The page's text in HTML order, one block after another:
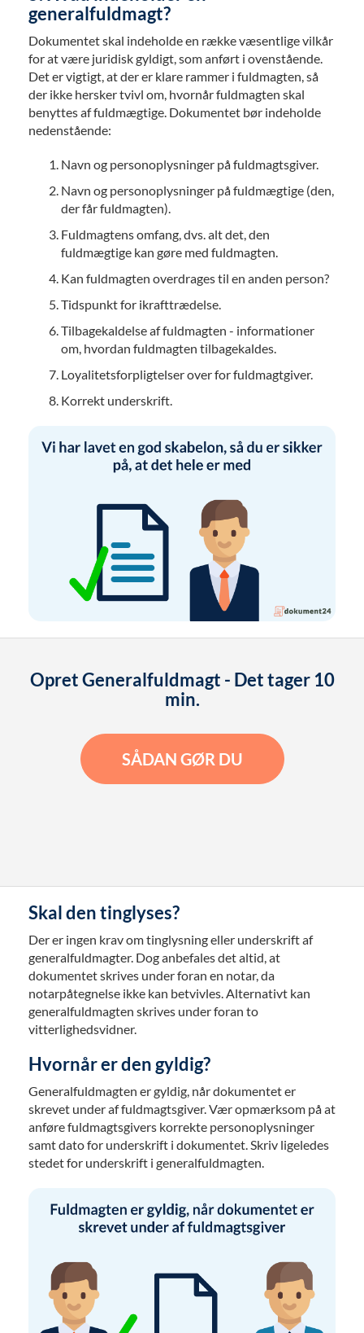
generalfuldmagt?
Dokumentet skal indeholde en række væsentlige vilkår
for at være juridisk gyldigt, som anført i ovenstående.
Det er vigtigt, at der er klare rammer i fuldmagten, så
der ikke hersker tvivl om, hvornår fuldmagten skal
benyttes af fuldmægtige. Dokumentet bør indeholde
nedenstående:
Navn og personoplysninger på fuldmagtsgiver.
Navn og personoplysninger på fuldmægtige (den,
der får fuldmagten).
Fuldmagtens omfang, dvs. alt det, den
fuldmægtige kan gøre med fuldmagten.
Kan fuldmagten overdrages til en anden person?
Tidspunkt for ikrafttrædelse.
Tilbagekaldelse af fuldmagten - informationer
om, hvordan fuldmagten tilbagekaldes.
Loyalitetsforpligtelser over for fuldmagtgiver.
Korrekt underskrift.
Opret Generalfuldmagt - Det tager 10
min.
SÅDAN GØR DU
Skal den tinglyses?
Der er ingen krav om tinglysning eller underskrift af
generalfuldmagter. Dog anbefales det altid, at
dokumentet skrives under foran en notar, da
notarpåtegnelse ikke kan betvivles. Alternativt kan
generalfuldmagten skrives under foran to
vitterlighedsvidner.
Hvornår er den gyldig?
Generalfuldmagten er gyldig, når dokumentet er
skrevet under af fuldmagtsgiver. Vær opmærksom på at
anføre fuldmagtsgivers korrekte personoplysninger
samt dato for underskrift i dokumentet. Skriv ligeledes
stedet for underskrift i generalfuldmagten.